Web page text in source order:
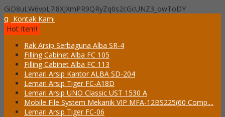
GiD8uLW6vpL7i8XJXmPR9QRyZq0s2cGcUNZ3_owToDY
q Kontak Kami
Hot Item!
Rak Arsip Serbaguna Alba SR-4
Filling Cabinet Alba FC 105
Filling Cabinet Alba FC 113
Lemari Arsip Kantor ALBA SD-204
Lemari Arsip Tiger FC-A18D
Lemari Arsip UNO Classic UST 1530 A
Mobile File System Mekanik VIP MFA-12BS225(60 Comp....
Lemari Arsip Tiger FC-06